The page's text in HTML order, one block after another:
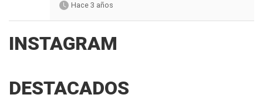
Hace 3 años
INSTAGRAM
DESTACADOS